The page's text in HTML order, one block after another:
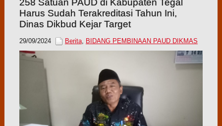
258 Satuan PAUD di Kabupaten Tegal
Harus Sudah Terakreditasi Tahun Ini,
Dinas Dikbud Kejar Target
29/09/2024 Berita, BIDANG PEMBINAAN PAUD DIKMAS